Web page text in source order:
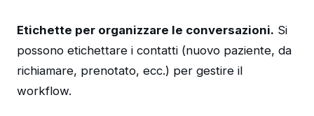
Etichette per organizzare le conversazioni. Si
possono etichettare i contatti (nuovo paziente, da
richiamare, prenotato, ecc.) per gestire il
workflow.